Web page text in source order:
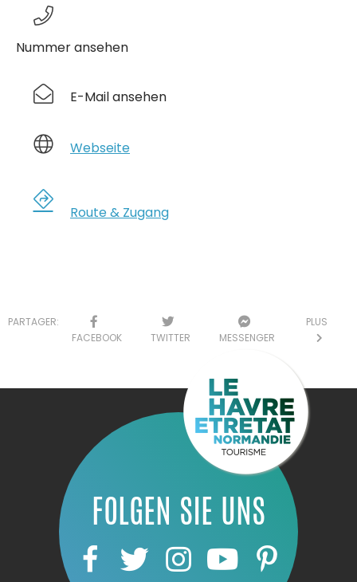
Nummer ansehen
E-Mail ansehen
Webseite
Route & Zugang
PARTAGER:
FACEBOOK
TWITTER MESSENGER
PLUS
FOLGEN SIE UNS